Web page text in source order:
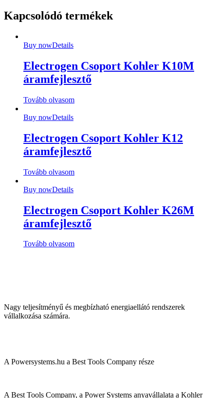
Kapcsolódó termékek
Buy nowDetails
Electrogen Csoport Kohler K10M
áramfejlesztő
Tovább olvasom
Buy nowDetails
Electrogen Csoport Kohler K12
áramfejlesztő
Tovább olvasom
Buy nowDetails
Electrogen Csoport Kohler K26M
áramfejlesztő
Tovább olvasom
Nagy teljesítményű és megbízható energiaellátó rendszerek
vállalkozása számára.
A Powersystems.hu a Best Tools Company része
A Best Tools Company, a Power Systems anyavállalata a Kohler